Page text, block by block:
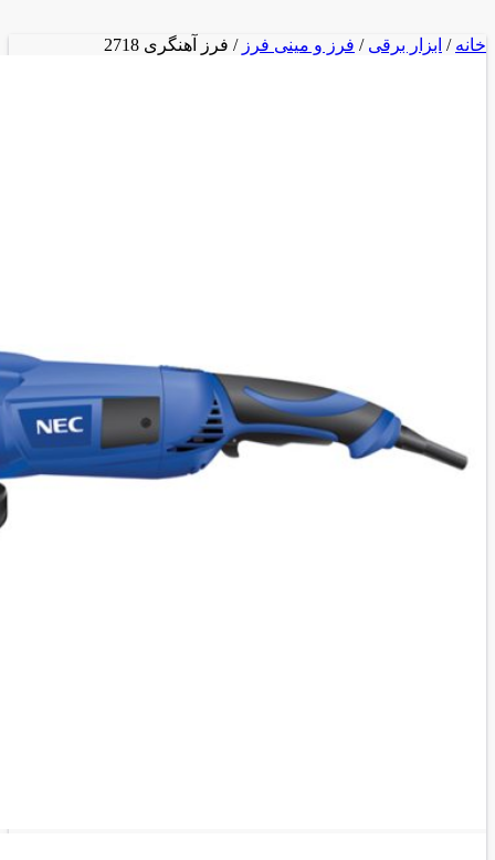
خانه / ابزار برقی / فرز و مینی فرز / فرز آهنگری 2718